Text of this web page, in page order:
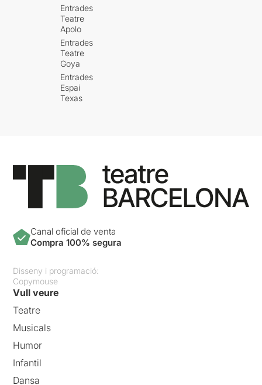
Entrades
Teatre
Apolo
Entrades
Teatre
Goya
Entrades
Espai
Texas
Canal oficial de venta
Compra 100% segura
Disseny i programació:
Copymouse
Vull veure
Teatre
Musicals
Humor
Infantil
Dansa